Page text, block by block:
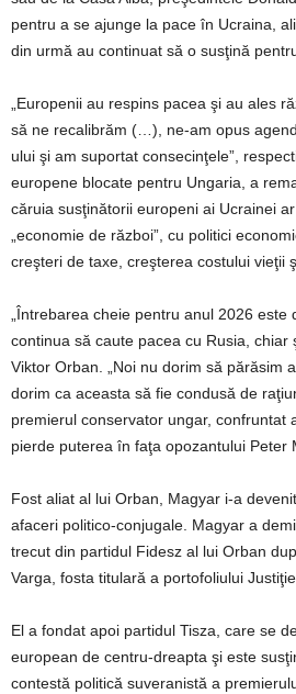
pentru a se ajunge la pace în Ucraina,
din urmă au continuat să o susţină
„Europenii au respins pacea şi au ales
să ne recalibrăm (…), ne-am opus
ului şi am suportat consecinţele”,
europene blocate pentru Ungaria, a
căruia susţinătorii europeni ai Ucrainei
„economie de război”, cu politici
creşteri de taxe, creşterea costului vieţii
„Întrebarea cheie pentru anul 2026 este
continua să caute pacea cu Rusia, chiar
Viktor Orban. „Noi nu dorim să părăsim
dorim ca aceasta să fie condusă de
premierul conservator ungar, confruntat
pierde puterea în faţa opozantului Peter
Fost aliat al lui Orban, Magyar i-a
afaceri politico-conjugale. Magyar a
trecut din partidul Fidesz al lui Orban
Varga, fosta titulară a portofoliului
El a fondat apoi partidul Tisza, care se
european de centru-dreapta şi este
contestă politică suveranistă a